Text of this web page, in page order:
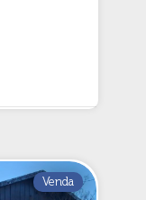
Venda